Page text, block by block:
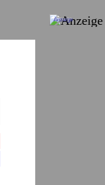
Anzeige